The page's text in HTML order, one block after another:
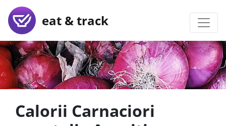
eat & track
Calorii Carnaciori